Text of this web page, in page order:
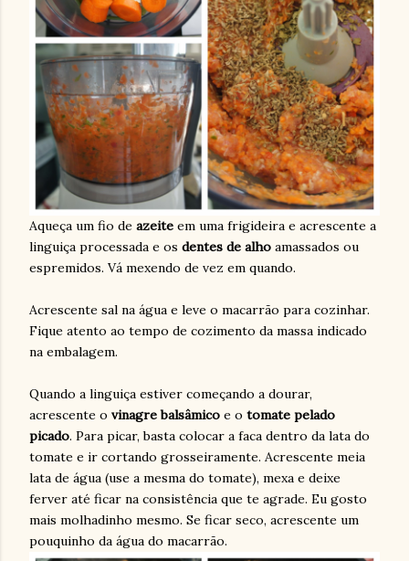
Aqueça um fio de azeite em uma frigideira e acrescente a
linguiça processada e os dentes de alho amassados ou
espremidos. Vá mexendo de vez em quando.
Acrescente sal na água e leve o macarrão para cozinhar.
Fique atento ao tempo de cozimento da massa indicado
na embalagem.
Quando a linguiça estiver começando a dourar,
acrescente o vinagre balsâmico e o tomate pelado
picado. Para picar, basta colocar a faca dentro da lata do
tomate e ir cortando grosseiramente. Acrescente meia
lata de água (use a mesma do tomate), mexa e deixe
ferver até ficar na consistência que te agrade. Eu gosto
mais molhadinho mesmo. Se ficar seco, acrescente um
pouquinho da água do macarrão.